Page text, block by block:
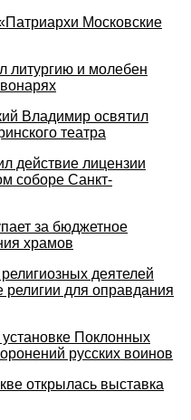
Московские
литургию и молебен
Владимир освятил
театра
действие лицензии
соборе Санкт-
за бюджетное
храмов
деятелей
религии для оправдания
Поклонных
русских воинов
открылась выставка